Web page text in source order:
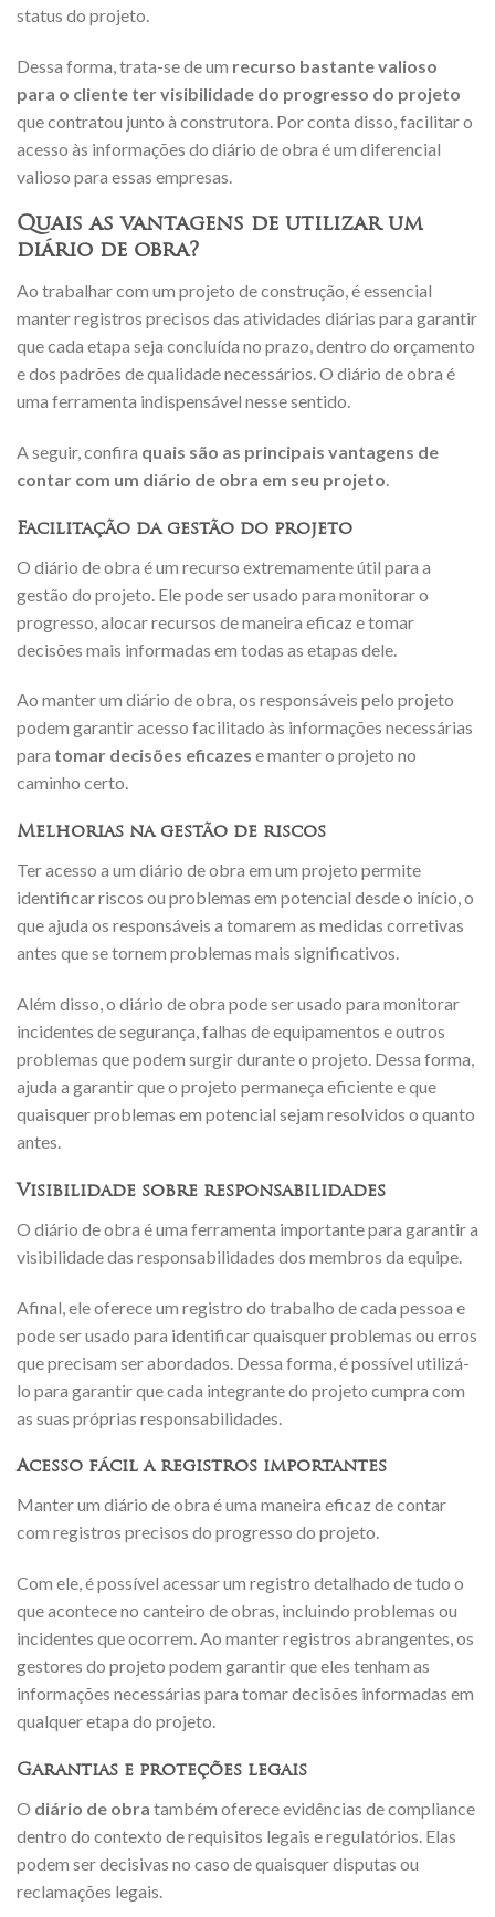
status do projeto.
Dessa forma, trata-se de um recurso bastante valioso
para o cliente ter visibilidade do progresso do projeto
que contratou junto à construtora. Por conta disso, facilitar o
acesso às informações do diário de obra é um diferencial
valioso para essas empresas.
Quais as vantagens de utilizar um
diário de obra?
Ao trabalhar com um projeto de construção, é essencial
manter registros precisos das atividades diárias para garantir
que cada etapa seja concluída no prazo, dentro do orçamento
e dos padrões de qualidade necessários. O diário de obra é
uma ferramenta indispensável nesse sentido.
A seguir, confira quais são as principais vantagens de
contar com um diário de obra em seu projeto.
Facilitação da gestão do projeto
O diário de obra é um recurso extremamente útil para a
gestão do projeto. Ele pode ser usado para monitorar o
progresso, alocar recursos de maneira eficaz e tomar
decisões mais informadas em todas as etapas dele.
Ao manter um diário de obra, os responsáveis pelo projeto
podem garantir acesso facilitado às informações necessárias
para tomar decisões eficazes e manter o projeto no
caminho certo.
Melhorias na gestão de riscos
Ter acesso a um diário de obra em um projeto permite
identificar riscos ou problemas em potencial desde o início, o
que ajuda os responsáveis a tomarem as medidas corretivas
antes que se tornem problemas mais significativos.
Além disso, o diário de obra pode ser usado para monitorar
incidentes de segurança, falhas de equipamentos e outros
problemas que podem surgir durante o projeto. Dessa forma,
ajuda a garantir que o projeto permaneça eficiente e que
quaisquer problemas em potencial sejam resolvidos o quanto
antes.
Visibilidade sobre responsabilidades
O diário de obra é uma ferramenta importante para garantir a
visibilidade das responsabilidades dos membros da equipe.
Afinal, ele oferece um registro do trabalho de cada pessoa e
pode ser usado para identificar quaisquer problemas ou erros
que precisam ser abordados. Dessa forma, é possível utilizá-
lo para garantir que cada integrante do projeto cumpra com
as suas próprias responsabilidades.
Acesso fácil a registros importantes
Manter um diário de obra é uma maneira eficaz de contar
com registros precisos do progresso do projeto.
Com ele, é possível acessar um registro detalhado de tudo o
que acontece no canteiro de obras, incluindo problemas ou
incidentes que ocorrem. Ao manter registros abrangentes, os
gestores do projeto podem garantir que eles tenham as
informações necessárias para tomar decisões informadas em
qualquer etapa do projeto.
Garantias e proteções legais
O diário de obra também oferece evidências de compliance
dentro do contexto de requisitos legais e regulatórios. Elas
podem ser decisivas no caso de quaisquer disputas ou
reclamações legais.